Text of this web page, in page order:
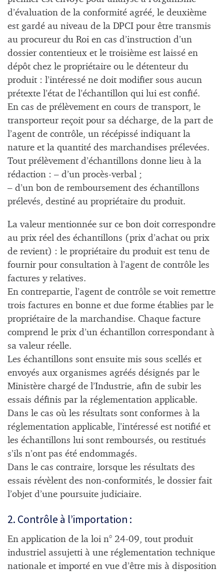
d’évaluation de la conformité agréé, le deuxième
est gardé au niveau de la DPCI pour être transmis
au procureur du Roi en cas d’instruction d’un
dossier contentieux et le troisième est laissé en
dépôt chez le propriétaire ou le détenteur du
produit : l’intéressé ne doit modifier sous aucun
prétexte l’état de l’échantillon qui lui est confié.
En cas de prélèvement en cours de transport, le
transporteur reçoit pour sa décharge, de la part de
l’agent de contrôle, un récépissé indiquant la
nature et la quantité des marchandises prélevées.
Tout prélèvement d’échantillons donne lieu à la
rédaction : – d’un procès-verbal ;
– d’un bon de remboursement des échantillons
prélevés, destiné au propriétaire du produit.
La valeur mentionnée sur ce bon doit correspondre
au prix réel des échantillons (prix d’achat ou prix
de revient) : le propriétaire du produit est tenu de
fournir pour consultation à l’agent de contrôle les
factures y relatives.
En contrepartie, l’agent de contrôle se voit remettre
trois factures en bonne et due forme établies par le
propriétaire de la marchandise. Chaque facture
comprend le prix d’un échantillon correspondant à
sa valeur réelle.
Les échantillons sont ensuite mis sous scellés et
envoyés aux organismes agréés désignés par le
Ministère chargé de l’Industrie, afin de subir les
essais définis par la réglementation applicable.
Dans le cas où les résultats sont conformes à la
réglementation applicable, l’intéressé est notifié et
les échantillons lui sont remboursés, ou restitués
s’ils n’ont pas été endommagés.
Dans le cas contraire, lorsque les résultats des
essais révèlent des non-conformités, le dossier fait
l’objet d’une poursuite judiciaire.
2. Contrôle à l’importation :
En application de la loi n° 24-09, tout produit
industriel assujetti à une réglementation technique
nationale et importé en vue d’être mis à disposition